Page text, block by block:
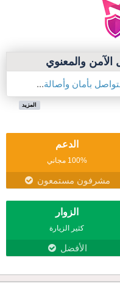
الآمن والمعنوي
بأمان وأصالة...
المزيد
الدعم
100% مجاني
مشرفون مستمعون
الزوار
كثير الزيارة
الأفضل